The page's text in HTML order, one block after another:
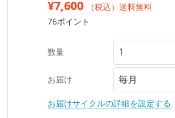
¥7,600
（税込）送料無料
76ポイント
数量
お届け
お届けサイクルの詳細を設定する